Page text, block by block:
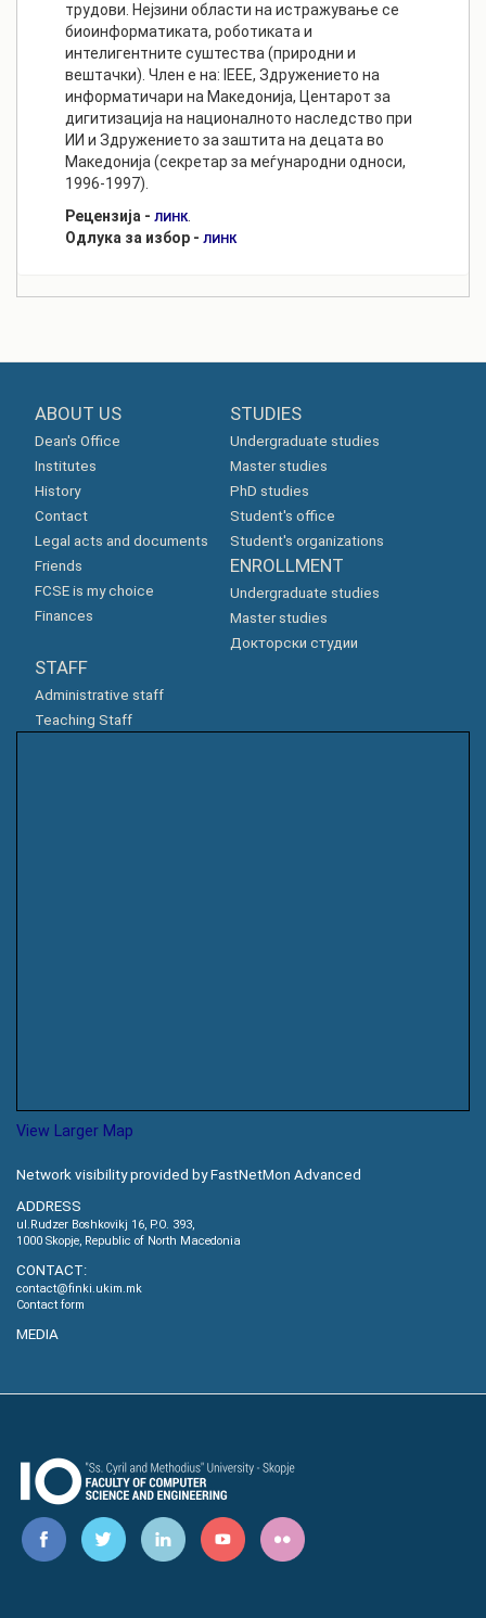
трудови. Нејзини области на истражување се
биоинформатиката, роботиката и
интелигентните суштества (природни и
вештачки). Член е на: IEEE, Здружението на
информатичари на Македонија, Центарот за
дигитизација на националното наследство при
ИИ и Здружението за заштита на децата во
Македонија (секретар за меѓународни односи,
1996-1997).
Рецензија - ЛИНК.
Одлука за избор - ЛИНК
ABOUT US
Dean's Office
Institutes
History
Contact
Legal acts and documents
Friends
FCSE is my choice
Finances
STUDIES
Undergraduate studies
Master studies
PhD studies
Student's office
Student's organizations
ENROLLMENT
Undergraduate studies
Master studies
Докторски студии
STAFF
Administrative staff
Teaching Staff
View Larger Map
Network visibility provided by FastNetMon Advanced
ADDRESS
ul.Rudzer Boshkovikj 16, P.O. 393,
1000 Skopje, Republic of North Macedonia
CONTACT:
contact@finki.ukim.mk
Contact form
MEDIA